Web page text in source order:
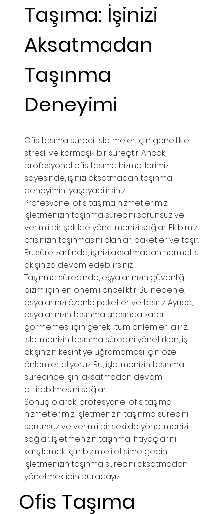
Taşıma: İşinizi
Aksatmadan
Taşınma
Deneyimi
Ofis taşıma süreci, işletmeler için genellikle
stresli ve karmaşık bir süreçtir. Ancak,
profesyonel ofis taşıma hizmetlerimiz
sayesinde, işinizi aksatmadan taşınma
deneyimini yaşayabilirsiniz.
Profesyonel ofis taşıma hizmetlerimiz,
işletmenizin taşınma sürecini sorunsuz ve
verimli bir şekilde yönetmenizi sağlar. Ekibimiz,
ofisinizin taşınmasını planlar, paketler ve taşır.
Bu süre zarfında, işinizi aksatmadan normal iş
akışınıza devam edebilirsiniz.
Taşınma sürecinde, eşyalarınızın güvenliği
bizim için en önemli önceliktir. Bu nedenle,
eşyalarınızı özenle paketler ve taşırız. Ayrıca,
eşyalarınızın taşınma sırasında zarar
görmemesi için gerekli tüm önlemleri alırız.
İşletmenizin taşınma sürecini yönetirken, iş
akışınızın kesintiye uğramaması için özel
önlemler alıyoruz. Bu, işletmenizin taşınma
sürecinde işini aksatmadan devam
ettirebilmesini sağlar.
Sonuç olarak, profesyonel ofis taşıma
hizmetlerimiz, işletmenizin taşınma sürecini
sorunsuz ve verimli bir şekilde yönetmenizi
sağlar. İşletmenizin taşınma ihtiyaçlarını
karşılamak için bizimle iletişime geçin.
İşletmenizin taşınma sürecini aksatmadan
yönetmek için buradayız.
Ofis Taşıma